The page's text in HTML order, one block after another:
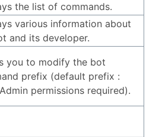
the list of commands.
various information about
and its developer.
you to modify the bot
prefix (default prefix :
permissions required).